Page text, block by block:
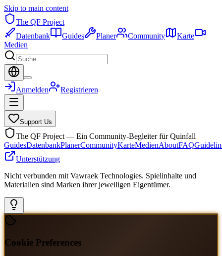
Skip to main content
The QF Project
Datenbank
Guides Planer Community
Karte
Medien
Anmelden Registrieren
Support Us
The QF Project — Ein Community-Begleiter für Quinfall
GuidesDatenbankPlanerCommunityKarteMedienAboutFAQ
Unterstützung
Nicht verbunden mit Vawraek Technologies. Spielinhalte und
Materialien sind Marken ihrer jeweiligen Eigentümer.
Cookie Preferences